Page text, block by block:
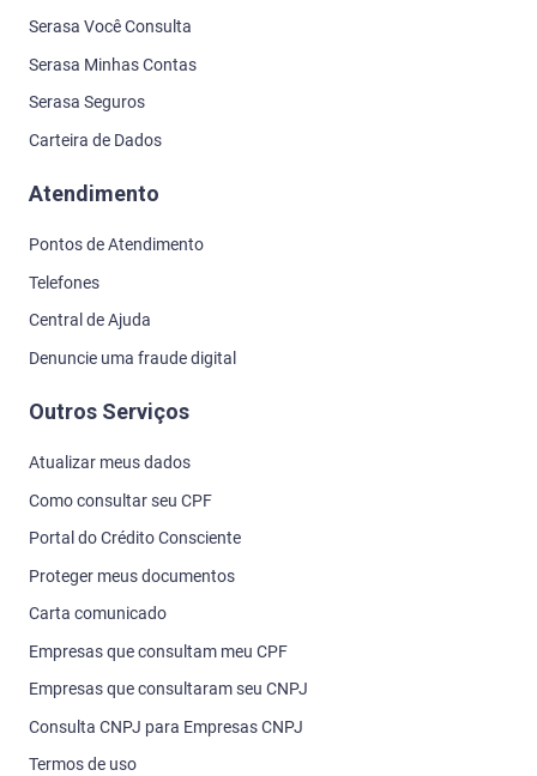
Serasa Você Consulta
Serasa Minhas Contas
Serasa Seguros
Carteira de Dados
Atendimento
Pontos de Atendimento
Telefones
Central de Ajuda
Denuncie uma fraude digital
Outros Serviços
Atualizar meus dados
Como consultar seu CPF
Portal do Crédito Consciente
Proteger meus documentos
Carta comunicado
Empresas que consultam meu CPF
Empresas que consultaram seu CNPJ
Consulta CNPJ para Empresas CNPJ
Termos de uso